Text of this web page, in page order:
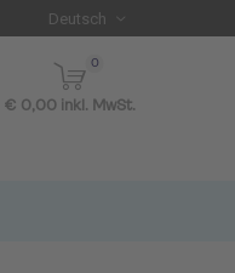
0
€ 0,00 inkl. MwSt.